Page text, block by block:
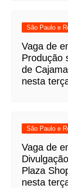
São Paulo e
Vaga de
Produção
de
nesta
São Paulo e
Vaga de
Plaza
nesta